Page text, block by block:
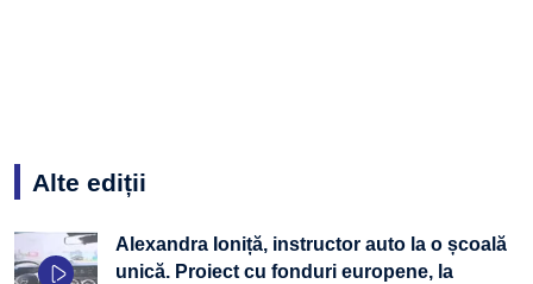
Alte ediții
Alexandra Ioniță, instructor auto la o școală
unică. Proiect cu fonduri europene, la